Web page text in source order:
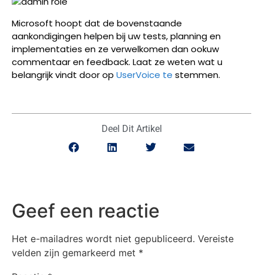
Microsoft hoopt dat de bovenstaande
aankondigingen helpen bij uw tests, planning en
implementaties en ze verwelkomen dan ookuw
commentaar en feedback. Laat ze weten wat u
belangrijk vindt door op UserVoice te stemmen.
Deel Dit Artikel
Geef een reactie
Het e-mailadres wordt niet gepubliceerd. Vereiste
velden zijn gemarkeerd met *